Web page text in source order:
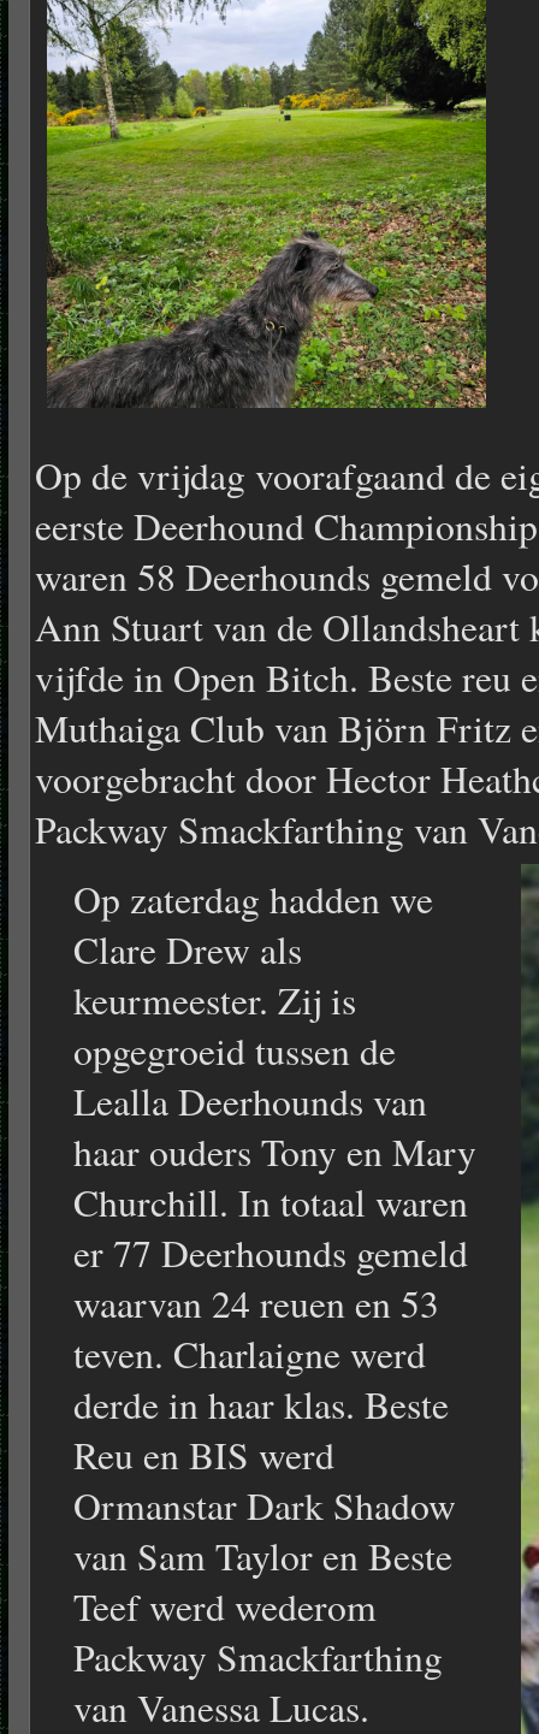
Op de vrijdag voorafgaand de
eerste Deerhound
waren 58 Deerhounds gemeld
Ann Stuart van de Ollandsheart
vijfde in Open Bitch. Beste reu
Muthaiga Club van Björn Fritz
voorgebracht door Hector
Packway Smackfarthing van
Op zaterdag hadden we
Clare Drew als
keurmeester. Zij is
opgegroeid tussen de
Lealla Deerhounds van
haar ouders Tony en Mary
Churchill. In totaal waren
er 77 Deerhounds gemeld
waarvan 24 reuen en 53
teven. Charlaigne werd
derde in haar klas. Beste
Reu en BIS werd
Ormanstar Dark Shadow
van Sam Taylor en Beste
Teef werd wederom
Packway Smackfarthing
van Vanessa Lucas.